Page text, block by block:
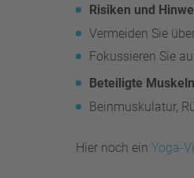
Risiken und
Vermeiden Sie
Fokussieren Sie
Beteiligte
Beinmuskulatur,
Hier noch ein Yoga-